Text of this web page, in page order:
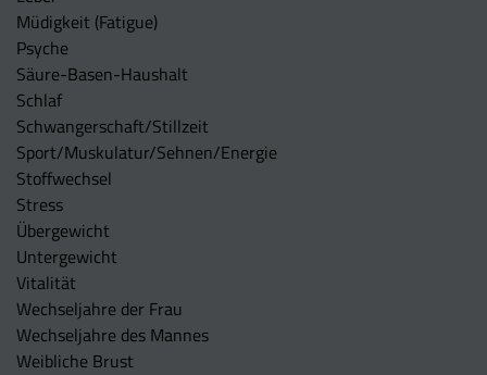
Müdigkeit (Fatigue)
Psyche
Säure-Basen-Haushalt
Schlaf
Schwangerschaft/Stillzeit
Sport/Muskulatur/Sehnen/Energie
Stoffwechsel
Stress
Übergewicht
Untergewicht
Vitalität
Wechseljahre der Frau
Wechseljahre des Mannes
Weibliche Brust